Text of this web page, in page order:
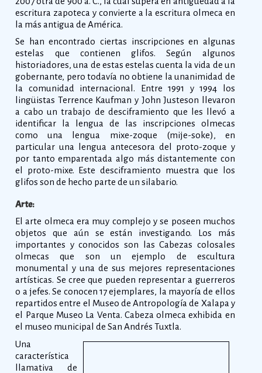
escritura zapoteca y convierte a la escritura olmeca en
la más antigua de América.
Se han encontrado ciertas inscripciones en algunas
estelas que contienen glifos. Según algunos
historiadores, una de estas estelas cuenta la vida de un
gobernante, pero todavía no obtiene la unanimidad de
la comunidad internacional. Entre 1991 y 1994 los
lingüistas Terrence Kaufman y John Justeson llevaron
a cabo un trabajo de desciframiento que les llevó a
identificar la lengua de las inscripciones olmecas
como una lengua mixe-zoque (mije-soke), en
particular una lengua antecesora del proto-zoque y
por tanto emparentada algo más distantemente con
el proto-mixe. Este desciframiento muestra que los
glifos son de hecho parte de un silabario.
Arte:
El arte olmeca era muy complejo y se poseen muchos
objetos que aún se están investigando. Los más
importantes y conocidos son las Cabezas colosales
olmecas que son un ejemplo de escultura
monumental y una de sus mejores representaciones
artísticas. Se cree que pueden representar a guerreros
o a jefes. Se conocen 17 ejemplares, la mayoría de ellos
repartidos entre el Museo de Antropología de Xalapa y
el Parque Museo La Venta. Cabeza olmeca exhibida en
el museo municipal de San Andrés Tuxtla.
Una
característica
llamativa de